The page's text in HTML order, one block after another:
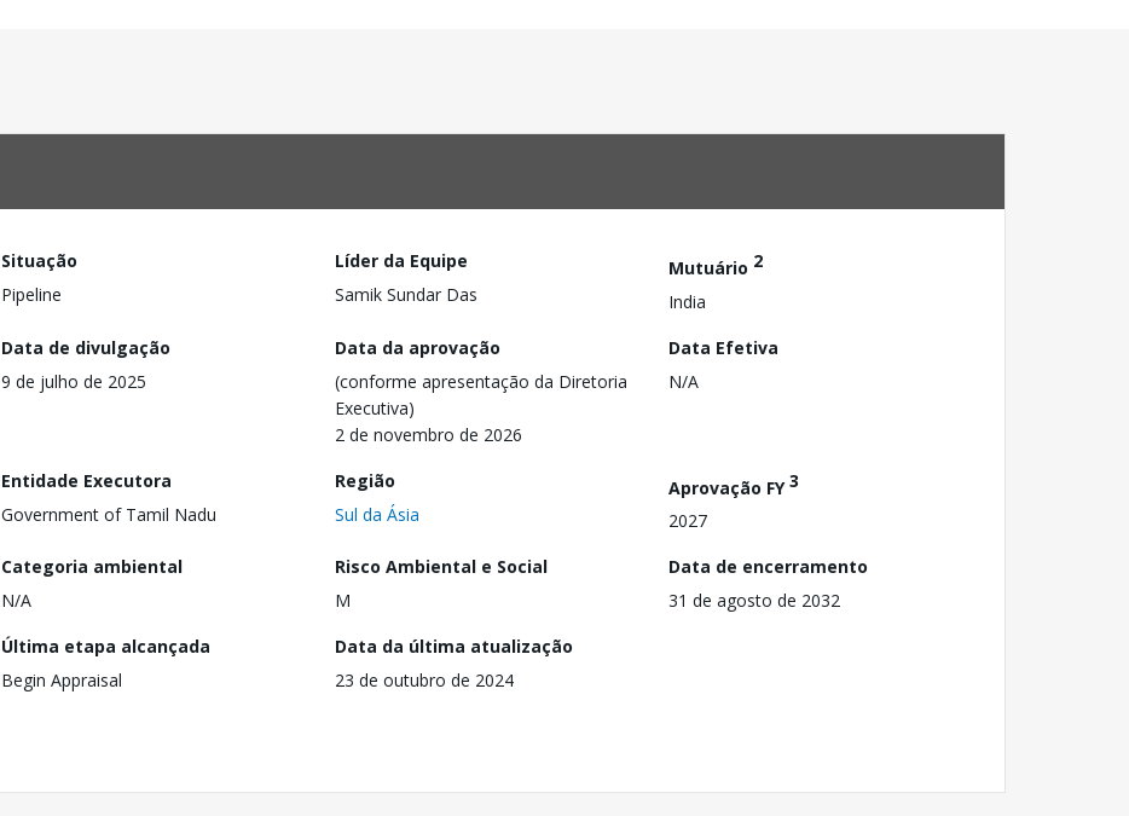
Situação
Pipeline
Líder da Equipe
Samik Sundar Das
Mutuário 2
India
Data de divulgação
9 de julho de 2025
Data da aprovação
(conforme apresentação da Diretoria
Executiva)
2 de novembro de 2026
Data Efetiva
N/A
Entidade Executora
Government of Tamil Nadu
Região
Sul da Ásia
Aprovação FY3
2027
Categoria ambiental
N/A
Risco Ambiental e Social
M
Data de encerramento
31 de agosto de 2032
Última etapa alcançada
Begin Appraisal
Data da última atualização
23 de outubro de 2024